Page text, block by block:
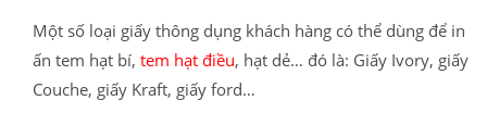
Một số loại giấy thông dụng khách hàng có thể dùng để in
ấn tem hạt bí, tem hạt điều, hạt dẻ… đó là: Giấy Ivory, giấy
Couche, giấy Kraft, giấy ford…